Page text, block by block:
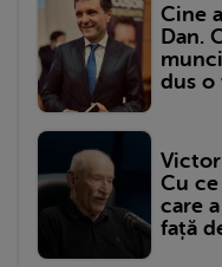
Cine
Dan.
dus o
Cu
care
față